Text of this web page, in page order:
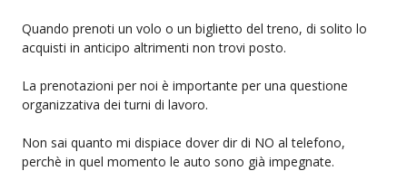
Quando prenoti un volo o un biglietto del treno, di solito lo
acquisti in anticipo altrimenti non trovi posto.
La prenotazioni per noi è importante per una questione
organizzativa dei turni di lavoro.
Non sai quanto mi dispiace dover dir di NO al telefono,
perchè in quel momento le auto sono già impegnate.